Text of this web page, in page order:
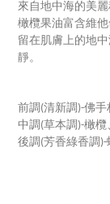
來自地中海的美
橄欖果油富含維
留在肌膚上的地
靜。
前調(清新調)-佛
中調(草本調)-橄
後調(芳香綠香調